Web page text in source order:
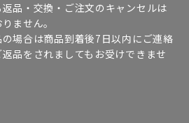
品・交換・ご注文のキャンセルは
ません。
場合は商品到着後7日以内にご連絡
品をされましてもお受けできませ